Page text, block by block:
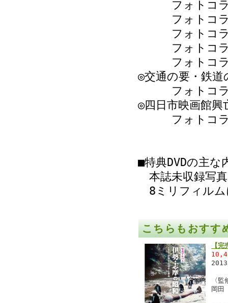
フォトコラム
フォトコラム
フォトコラム
フォトコラム
フォトコラム
◎交通の要・鉄道
フォトコラ
◎四日市映画館興
フォトコラム
■特典DVDの主
本誌未収録写
8ミリフィルム
こちらもおすす
【
〈
岡田